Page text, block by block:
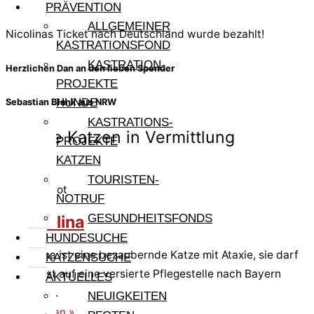
PRÄVENTION
ALLGEMEINER
KASTRATIONSFOND
KASTRATION-
PROJEKTE
HUNDE
KASTRATIONS-
PROJEKTE
KATZEN
TOURISTEN-
NOTRUF
GESUNDHEITSFONDS
HUNDESUCHE
KATZENSUCHE
AKTUELLES
NEUIGKEITEN
Nicolinas Ticket nach Deutschland wurde bezahlt!
Herzlichen Dan an den lieben Spender
Sebastian Blank aus NRW
Andere Katzen in Vermittlung
Pfote in Not
Tremolina
Tremolina ist eine bezaubernde Katze mit Ataxie, sie darf
im August auf eine versierte Pflegestelle nach Bayern
ausreisen.